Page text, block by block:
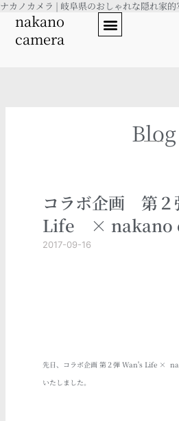
内
ナカノカメラ | 岐阜県のおしゃれな隠れ家的
nakano
camera
Blog
コラボ企画 第
Life × nakano
2017-09-16
先日、コラボ企画 第２弾 Wan's Life ×
いたしました。